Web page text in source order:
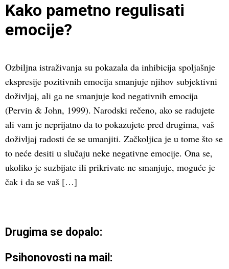
Kako pametno regulisati
emocije?
Ozbiljna istraživanja su pokazala da inhibicija spoljašnje
ekspresije pozitivnih emocija smanjuje njihov subjektivni
doživljaj, ali ga ne smanjuje kod negativnih emocija
(Pervin & John, 1999). Narodski rečeno, ako se radujete
ali vam je neprijatno da to pokazujete pred drugima, vaš
doživljaj radosti će se umanjiti. Začkoljica je u tome što se
to neće desiti u slučaju neke negativne emocije. Ona se,
ukoliko je suzbijate ili prikrivate ne smanjuje, moguće je
čak i da se vaš […]
Drugima se dopalo:
Psihonovosti na mail: